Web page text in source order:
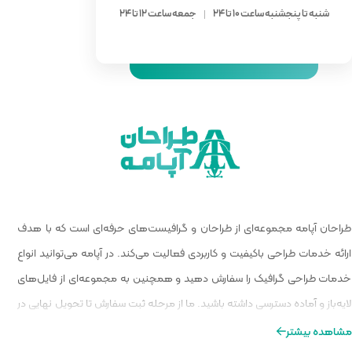
ساعت 12 تا 24
گرافیست‌های حرفه‌ای است که با هدف
می‌کند. در آپامه می‌توانید انواع
همچنین به مجموعه‌ای از فایل‌های
مرحله ثبت سفارش تا تحویل نهایی در
از طراحی را برایتان فراهم کنیم.